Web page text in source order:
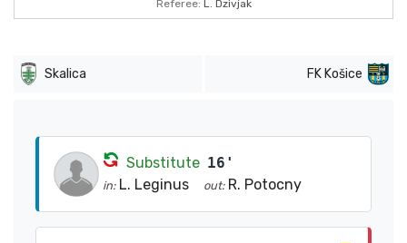
Referee: L. Dzivjak
Skalica FK Košice
Substitute 16'
in: L. Leginus out: R. Potocny